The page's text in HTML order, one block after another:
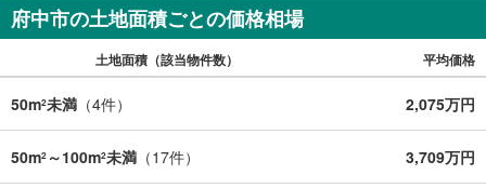
府中市の土地面積ごとの価格相場
土地面積（該当物件数） 平均価格
50m2未満 （4件） 2,075万円
50m2 ～100m2未満 （17件） 3,709万円